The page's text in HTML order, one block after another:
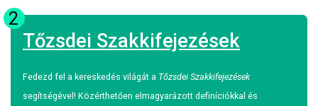
2
Tőzsdei Szakkifejezések
Fedezd fel a kereskedés világát a Tőzsdei Szakkifejezések
segítségével! Közérthetően elmagyarázott definíciókkal és